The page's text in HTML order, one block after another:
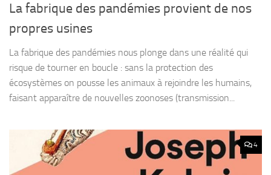
La fabrique des pandémies provient de nos
propres usines
La fabrique des pandémies nous plonge dans une réalité qui
risque de tourner en boucle : sans la protection des
écosystèmes on pousse les animaux à rejoindre les humains,
faisant apparaître de nouvelles zoonoses (transmission...
4